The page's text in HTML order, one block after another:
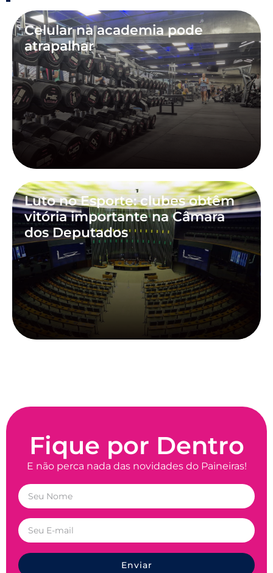
Celular na academia pode
atrapalhar
Luto no Esporte: clubes obtêm
vitória importante na Câmara
dos Deputados
Fique por Dentro
E não perca nada das novidades do Paineiras!
Enviar